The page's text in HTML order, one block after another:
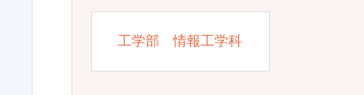
工学部 情報工学科